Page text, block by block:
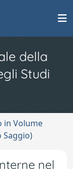
della
Studi
in Volume
Saggio)
nel